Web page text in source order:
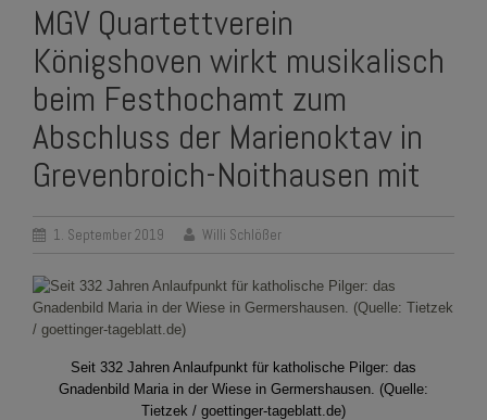
CONTENT
MGV Quartettverein
Königshoven wirkt musikalisch
beim Festhochamt zum
Abschluss der Marienoktav in
Grevenbroich-Noithausen mit
1. September 2019 Willi Schlößer
Seit 332 Jahren Anlaufpunkt für katholische Pilger: das
Gnadenbild Maria in der Wiese in Germershausen. (Quelle:
Tietzek / goettinger-tageblatt.de)